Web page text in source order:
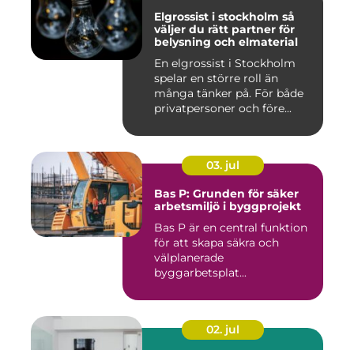
Elgrossist i stockholm så
väljer du rätt partner för
belysning och elmaterial
En elgrossist i Stockholm
spelar en större roll än
många tänker på. För både
privatpersoner och före...
03. jul
Bas P: Grunden för säker
arbetsmiljö i byggprojekt
Bas P är en central funktion
för att skapa säkra och
välplanerade
byggarbetsplat...
02. jul